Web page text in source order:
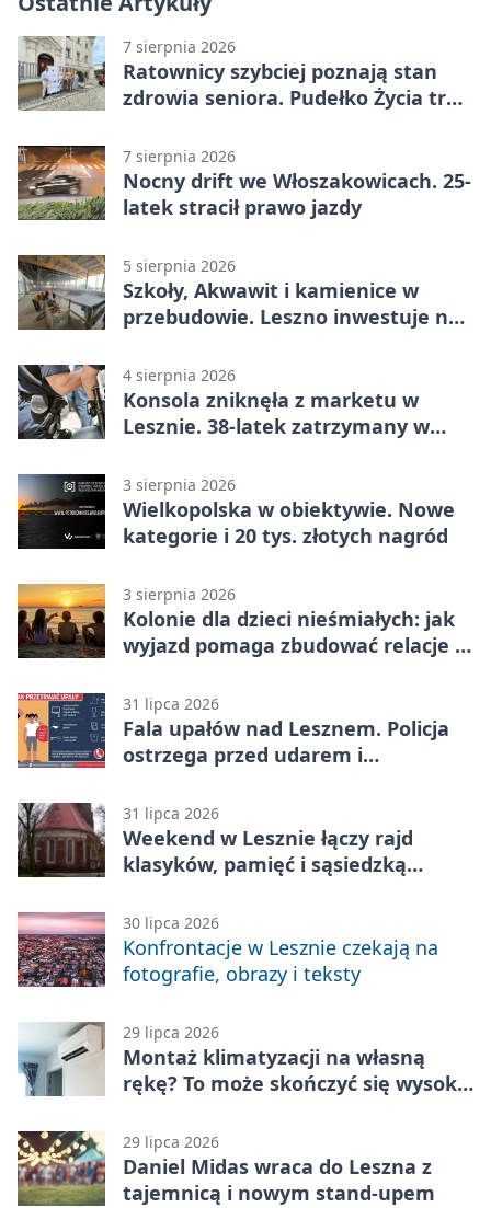
7 sierpnia 2026
Ratownicy szybciej poznają stan
zdrowia seniora. Pudełko Życia trafi
7 sierpnia 2026
Nocny drift we Włoszakowicach. 25-
latek stracił prawo jazdy
5 sierpnia 2026
Szkoły, Akwawit i kamienice w
przebudowie. Leszno inwestuje na
4 sierpnia 2026
Konsola zniknęła z marketu w
Lesznie. 38-latek zatrzymany w
3 sierpnia 2026
Wielkopolska w obiektywie. Nowe
kategorie i 20 tys. złotych nagród
3 sierpnia 2026
Kolonie dla dzieci nieśmiałych: jak
wyjazd pomaga zbudować relacje z
31 lipca 2026
Fala upałów nad Lesznem. Policja
ostrzega przed udarem i
31 lipca 2026
Weekend w Lesznie łączy rajd
klasyków, pamięć i sąsiedzką
30 lipca 2026
Konfrontacje w Lesznie czekają na
fotografie, obrazy i teksty
29 lipca 2026
Montaż klimatyzacji na własną
rękę? To może skończyć się wysoką
29 lipca 2026
Daniel Midas wraca do Leszna z
tajemnicą i nowym stand-upem